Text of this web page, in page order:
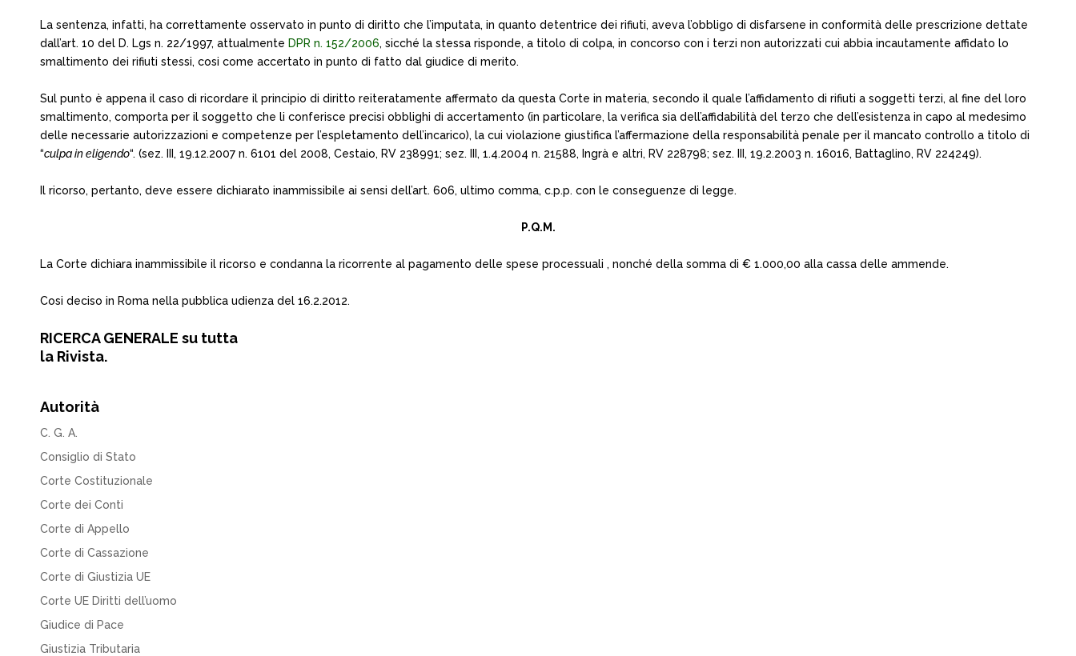
La sentenza, infatti, ha correttamente osservato in punto di diritto che l’imputata, in quanto detentrice dei rifiuti, aveva l’obbligo di disfarsene in conformità delle prescrizione dettate
dall’art. 10 del D. Lgs n. 22/1997, attualmente DPR n. 152/2006, sicché la stessa risponde, a titolo di colpa, in concorso con i terzi non autorizzati cui abbia incautamente affidato lo
smaltimento dei rifiuti stessi, cosi come accertato in punto di fatto dal giudice di merito.
Sul punto è appena il caso di ricordare il principio di diritto reiteratamente affermato da questa Corte in materia, secondo il quale l’affidamento di rifiuti a soggetti terzi, al fine del loro
smaltimento, comporta per il soggetto che li conferisce precisi obblighi di accertamento (in particolare, la verifica sia dell’affidabilità del terzo che dell’esistenza in capo al medesimo
delle necessarie autorizzazioni e competenze per l’espletamento dell’incarico), la cui violazione giustifica l’affermazione della responsabilità penale per il mancato controllo a titolo di
“culpa in eligendo“. (sez. III, 19.12.2007 n. 6101 del 2008, Cestaio, RV 238991; sez. III, 1.4.2004 n. 21588, Ingrà e altri, RV 228798; sez. III, 19.2.2003 n. 16016, Battaglino, RV 224249).
Il ricorso, pertanto, deve essere dichiarato inammissibile ai sensi dell’art. 606, ultimo comma, c.p.p. con le conseguenze di legge.
P.Q.M.
La Corte dichiara inammissibile il ricorso e condanna la ricorrente al pagamento delle spese processuali , nonché della somma di € 1.000,00 alla cassa delle ammende.
Cosi deciso in Roma nella pubblica udienza del 16.2.2012.
RICERCA GENERALE su tutta
la Rivista.
Autorità
C. G. A.
Consiglio di Stato
Corte Costituzionale
Corte dei Conti
Corte di Appello
Corte di Cassazione
Corte di Giustizia UE
Corte UE Diritti dell’uomo
Giudice di Pace
Giustizia Tributaria